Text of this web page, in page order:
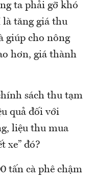
ta phải gỡ khó
tăng giá thu
giúp cho nông
hơn, giá thành
sách thu tạm
quả đối với
liệu thu mua
xe” đó?
tấn cà phê chậm